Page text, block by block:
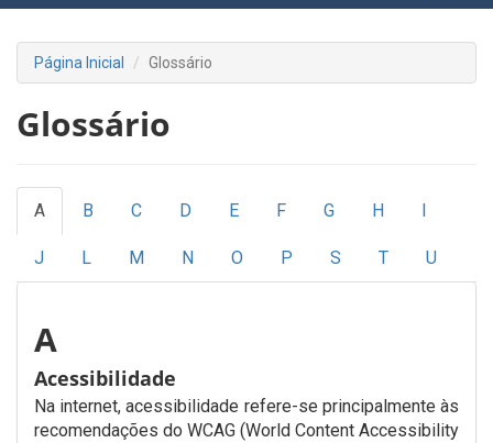
Página Inicial Glossário
Glossário
A B C D E F G H I
J L M N O P S T U
A
Acessibilidade
Na internet, acessibilidade refere-se principalmente às
recomendações do WCAG (World Content Accessibility